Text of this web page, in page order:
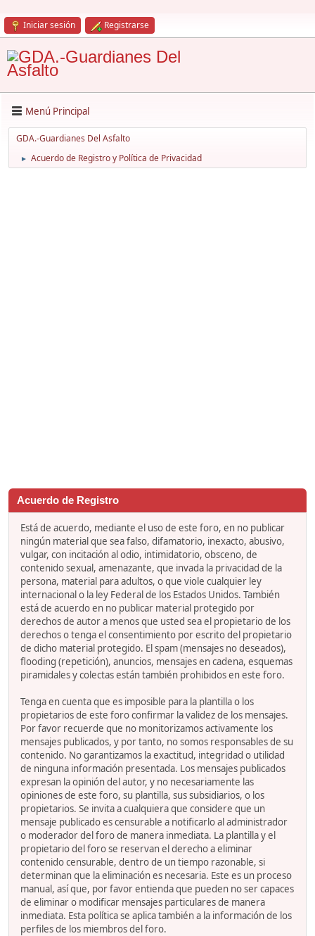
Iniciar sesión Registrarse
Menú Principal
GDA.-Guardianes Del Asfalto
► Acuerdo de Registro y Política de Privacidad
Acuerdo de Registro
Está de acuerdo, mediante el uso de este foro, en no publicar
ningún material que sea falso, difamatorio, inexacto, abusivo,
vulgar, con incitación al odio, intimidatorio, obsceno, de
contenido sexual, amenazante, que invada la privacidad de la
persona, material para adultos, o que viole cualquier ley
internacional o la ley Federal de los Estados Unidos. También
está de acuerdo en no publicar material protegido por
derechos de autor a menos que usted sea el propietario de los
derechos o tenga el consentimiento por escrito del propietario
de dicho material protegido. El spam (mensajes no deseados),
flooding (repetición), anuncios, mensajes en cadena, esquemas
piramidales y colectas están también prohibidos en este foro.
Tenga en cuenta que es imposible para la plantilla o los
propietarios de este foro confirmar la validez de los mensajes.
Por favor recuerde que no monitorizamos activamente los
mensajes publicados, y por tanto, no somos responsables de su
contenido. No garantizamos la exactitud, integridad o utilidad
de ninguna información presentada. Los mensajes publicados
expresan la opinión del autor, y no necesariamente las
opiniones de este foro, su plantilla, sus subsidiarios, o los
propietarios. Se invita a cualquiera que considere que un
mensaje publicado es censurable a notificarlo al administrador
o moderador del foro de manera inmediata. La plantilla y el
propietario del foro se reservan el derecho a eliminar
contenido censurable, dentro de un tiempo razonable, si
determinan que la eliminación es necesaria. Este es un proceso
manual, así que, por favor entienda que pueden no ser capaces
de eliminar o modificar mensajes particulares de manera
inmediata. Esta política se aplica también a la información de los
perfiles de los miembros del foro.